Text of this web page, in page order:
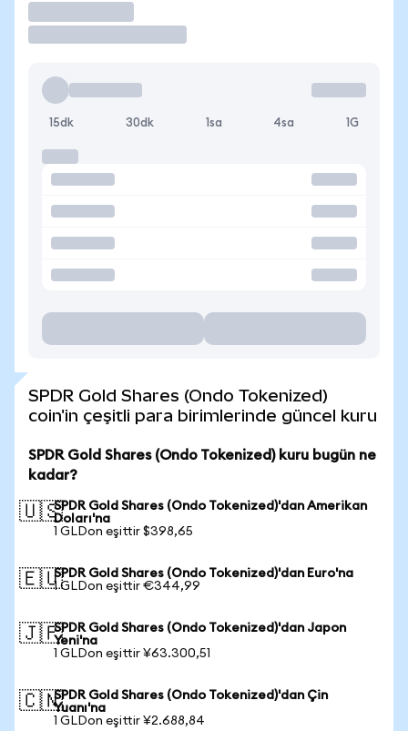
15dk 30dk 1sa 4sa 1G
SPDR Gold Shares (Ondo Tokenized)
coin'in çeşitli para birimlerinde güncel kuru
SPDR Gold Shares (Ondo Tokenized) kuru bugün ne
kadar?
🇺🇸SPDR Gold Shares (Ondo Tokenized)'dan Amerikan
Doları'na
1 GLDon eşittir $398,65
🇪🇺SPDR Gold Shares (Ondo Tokenized)'dan Euro'na
1 GLDon eşittir €344,99
🇯🇵SPDR Gold Shares (Ondo Tokenized)'dan Japon
Yeni'na
1 GLDon eşittir ¥63.300,51
🇨🇳SPDR Gold Shares (Ondo Tokenized)'dan Çin
Yuanı'na
1 GLDon eşittir ¥2.688,84